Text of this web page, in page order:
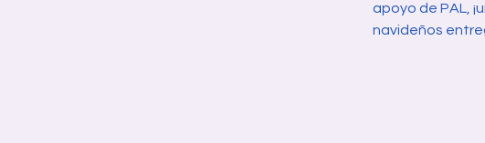
apoyo de PAL,
navideños